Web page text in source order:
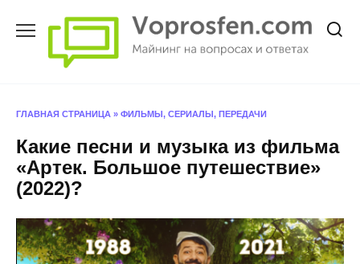
ГЛАВНАЯ СТРАНИЦА » ФИЛЬМЫ, СЕРИАЛЫ, ПЕРЕДАЧИ
Какие песни и музыка из фильма
«Артек. Большое путешествие»
(2022)?